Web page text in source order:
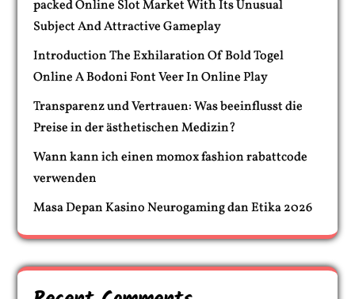
packed Online Slot Market With Its Unusual
Subject And Attractive Gameplay
Introduction The Exhilaration Of Bold Togel
Online A Bodoni Font Veer In Online Play
Transparenz und Vertrauen: Was beeinflusst die
Preise in der ästhetischen Medizin?
Wann kann ich einen momox fashion rabattcode
verwenden
Masa Depan Kasino Neurogaming dan Etika 2026